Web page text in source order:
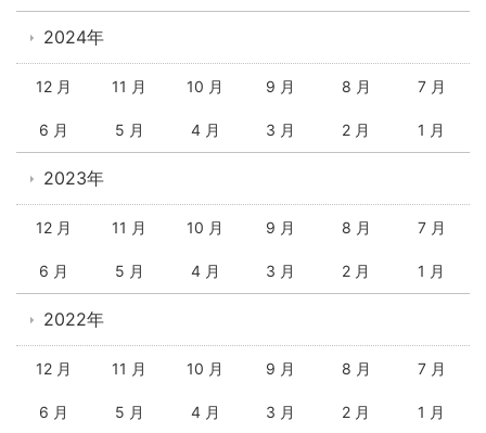
2024年
12 月 11 月 10 月 9 月 8 月 7 月
6 月 5 月 4 月 3 月 2 月 1 月
2023年
12 月 11 月 10 月 9 月 8 月 7 月
6 月 5 月 4 月 3 月 2 月 1 月
2022年
12 月 11 月 10 月 9 月 8 月 7 月
6 月 5 月 4 月 3 月 2 月 1 月